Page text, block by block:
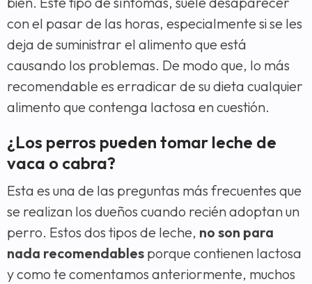
con el pasar de las horas, especialmente si se les
deja de suministrar el alimento que está
causando los problemas. De modo que, lo más
recomendable es erradicar de su dieta cualquier
alimento que contenga lactosa en cuestión.
¿Los perros pueden tomar leche de
vaca o cabra?
Esta es una de las preguntas más frecuentes que
se realizan los dueños cuando recién adoptan un
perro. Estos dos tipos de leche, no son para
nada recomendables porque contienen lactosa
y como te comentamos anteriormente, muchos